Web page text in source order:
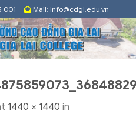
001 Mail: Info@cdgl.edu.vn
1440 × 1440 in